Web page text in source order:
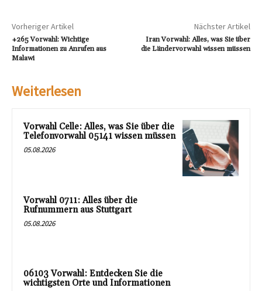
Vorheriger Artikel
+265 Vorwahl: Wichtige
Informationen zu Anrufen aus
Malawi
Nächster Artikel
Iran Vorwahl: Alles, was Sie über
die Ländervorwahl wissen müssen
Weiterlesen
Vorwahl Celle: Alles, was Sie über die
Telefonvorwahl 05141 wissen müssen
05.08.2026
Vorwahl 0711: Alles über die
Rufnummern aus Stuttgart
05.08.2026
06103 Vorwahl: Entdecken Sie die
wichtigsten Orte und Informationen